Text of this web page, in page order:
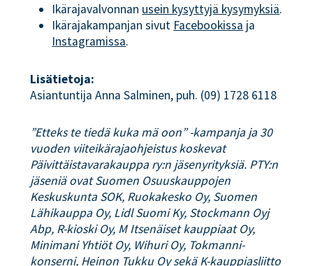
Ikärajavalvonnan usein kysyttyjä kysymyksiä.
Ikärajakampanjan sivut Facebookissa ja
Instagramissa.
Lisätietoja:
Asiantuntija Anna Salminen, puh. (09) 1728 6118
”Etteks te tiedä kuka mä oon” -kampanja ja 30
vuoden viiteikärajaohjeistus koskevat
Päivittäistavarakauppa ry:n jäsenyrityksiä. PTY:n
jäseniä ovat Suomen Osuuskauppojen
Keskuskunta SOK, Ruokakesko Oy, Suomen
Lähikauppa Oy, Lidl Suomi Ky, Stockmann Oyj
Abp, R-kioski Oy, M Itsenäiset kauppiaat Oy,
Minimani Yhtiöt Oy, Wihuri Oy, Tokmanni-
konserni, Heinon Tukku Oy sekä K-kauppiasliitto